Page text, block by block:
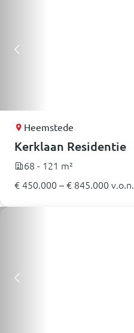
Heemstede
Kerklaan Residentie
68 - 121 m²
€ 450.000 – € 845.000 v.o.n.